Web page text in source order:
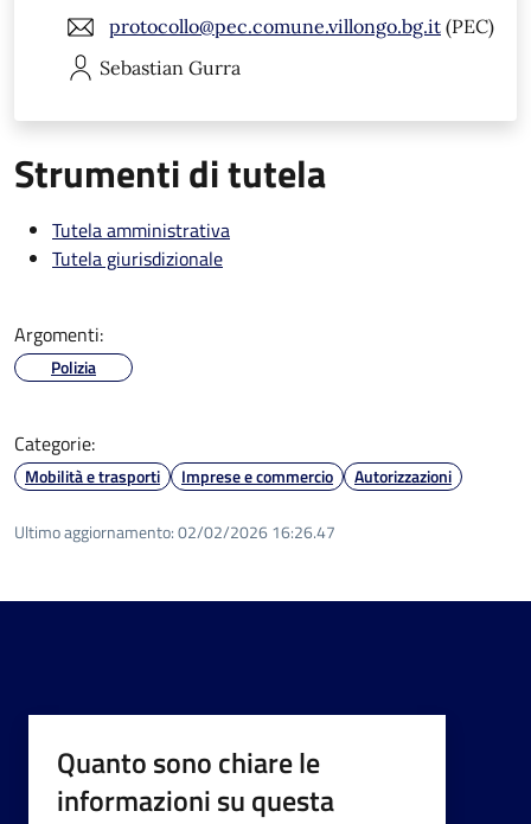
protocollo@pec.comune.villongo.bg.it (PEC)
Sebastian Gurra
Strumenti di tutela
Tutela amministrativa
Tutela giurisdizionale
Argomenti:
Polizia
Categorie:
Mobilità e trasporti Imprese e commercio Autorizzazioni
Ultimo aggiornamento:02/02/2026 16:26.47
Quanto sono chiare le
informazioni su questa